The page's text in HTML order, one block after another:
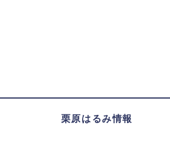
栗原はるみ情報